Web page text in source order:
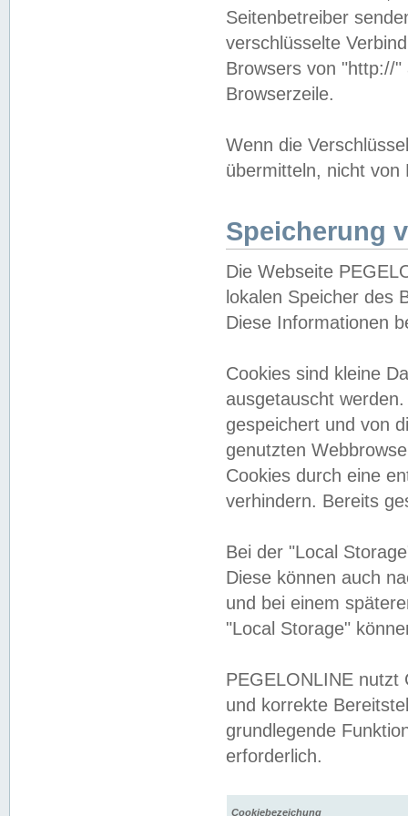
Seitenbetreiber
verschlüsselte
Browsers von "http://
Browserzeile.
Wenn die
übermitteln, nicht von
Speicherung
Die Webseite
lokalen Speicher des
Diese Informationen
Cookies sind kleine
ausgetauscht
gespeichert und von
genutzten
Cookies durch eine
verhindern. Bereits
Bei der "Local
Diese können auch
und bei einem
"Local Storage"
PEGELONLINE nutzt
und korrekte
grundlegende
erforderlich.
Cookiebezeichung